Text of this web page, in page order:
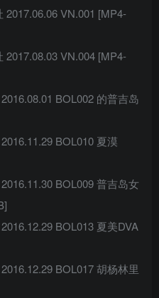
2017.06.06 VN.001 [MP4-
2017.08.03 VN.004 [MP4-
BOL002 的普吉岛
BOL010 夏漠
BOL009 普吉岛女
BOL013 夏美DVA
BOL017 胡杨林里